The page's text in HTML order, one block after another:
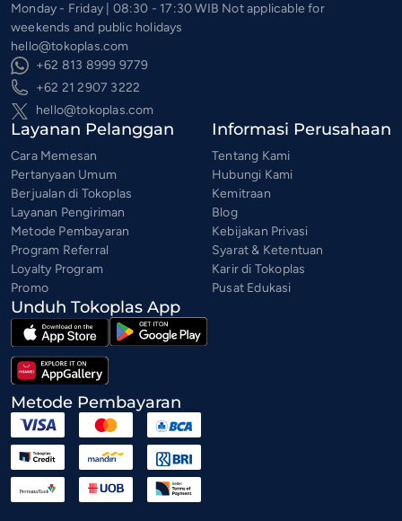
Monday - Friday | 08:30 - 17:30 WIB Not applicable for
weekends and public holidays
hello@tokoplas.com
+62 813 8999 9779
+62 21 2907 3222
hello@tokoplas.com
Layanan Pelanggan
Cara Memesan
Pertanyaan Umum
Berjualan di Tokoplas
Layanan Pengiriman
Metode Pembayaran
Program Referral
Loyalty Program
Promo
Informasi Perusahaan
Tentang Kami
Hubungi Kami
Kemitraan
Blog
Kebijakan Privasi
Syarat & Ketentuan
Karir di Tokoplas
Pusat Edukasi
Unduh Tokoplas App
Metode Pembayaran